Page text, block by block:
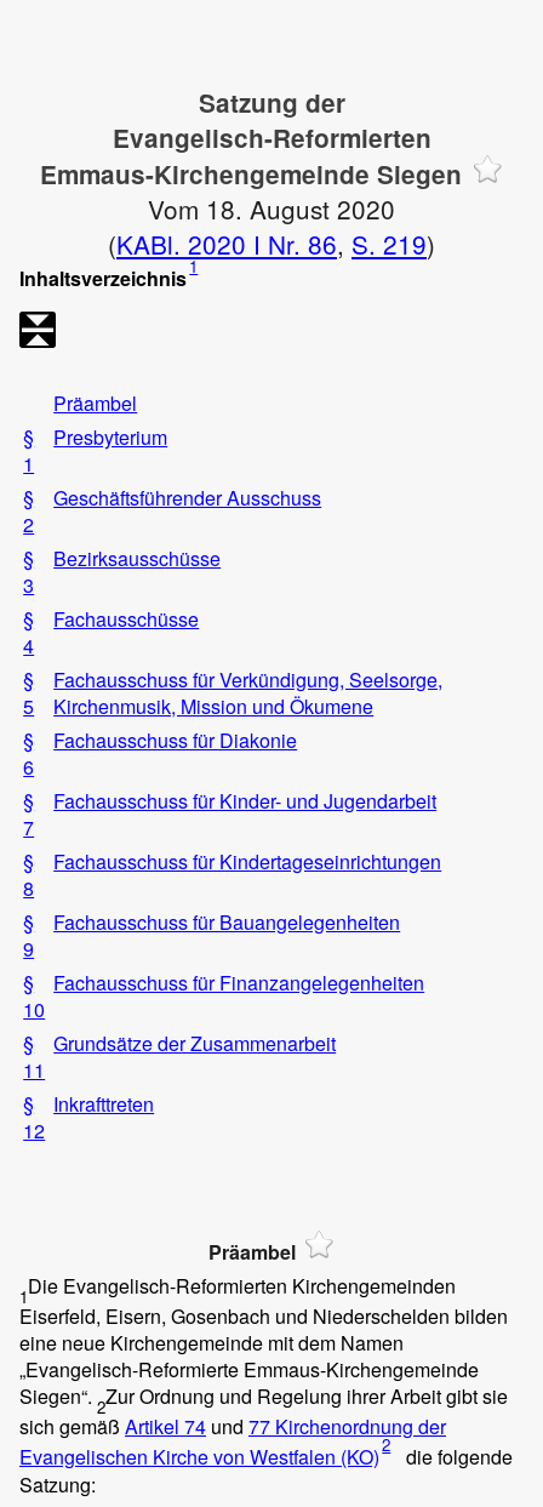
Satzung der
Evangelisch-Reformierten
Emmaus-Kirchengemeinde Siegen
Vom 18. August 2020
(KABl. 2020 I Nr. 86, S. 219)
Inhaltsverzeichnis1
Präambel
§
1
Presbyterium
§
2
Geschäftsführender Ausschuss
§
3
Bezirksausschüsse
§
4
Fachausschüsse
§
5
Fachausschuss für Verkündigung, Seelsorge,
Kirchenmusik, Mission und Ökumene
§
6
Fachausschuss für Diakonie
§
7
Fachausschuss für Kinder- und Jugendarbeit
§
8
Fachausschuss für Kindertageseinrichtungen
§
9
Fachausschuss für Bauangelegenheiten
§
10
Fachausschuss für Finanzangelegenheiten
§
11
Grundsätze der Zusammenarbeit
§
12
Inkrafttreten
Präambel
1Die Evangelisch-Reformierten Kirchengemeinden
Eiserfeld, Eisern, Gosenbach und Niederschelden bilden
eine neue Kirchengemeinde mit dem Namen
„Evangelisch-Reformierte Emmaus-Kirchengemeinde
Siegen“. 2Zur Ordnung und Regelung ihrer Arbeit gibt sie
sich gemäß Artikel 74 und 77 Kirchenordnung der
Evangelischen Kirche von Westfalen (KO)2
die folgende
Satzung: